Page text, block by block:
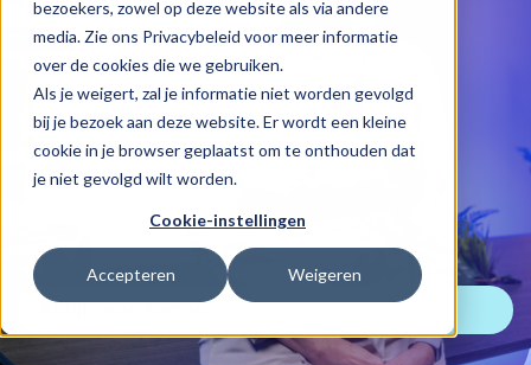
bezoekers, zowel op deze website als via andere
media. Zie ons Privacybeleid voor meer informatie
over de cookies die we gebruiken.
Als je weigert, zal je informatie niet worden gevolgd
bij je bezoek aan deze website. Er wordt een kleine
cookie in je browser geplaatst om te onthouden dat
je niet gevolgd wilt worden.
Cookie-instellingen
Accepteren Weigeren
Naar e-learning overzicht
Ergonomie
Katrien Lootvoet
Bekijk onze formules